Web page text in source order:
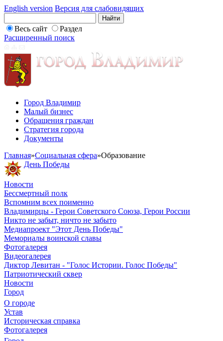
English version Версия для слабовидящих
Весь сайт
Раздел
Расширенный поиск
Город Владимир
Малый бизнес
Обращения граждан
Стратегия города
Документы
Главная»Социальная сфера»Образование
День Победы
Новости
Бессмертный полк
Вспомним всех поименно
Владимирцы - Герои Советского Союза, Герои России
Никто не забыт, ничто не забыто
Медиапроект "Этот День Победы"
Мемориалы воинской славы
Фотогалерея
Видеогалерея
Диктор Левитан - "Голос Истории. Голос Победы"
Патриотический сквер
Новости
Город
О городе
Устав
Историческая справка
Фотогалерея